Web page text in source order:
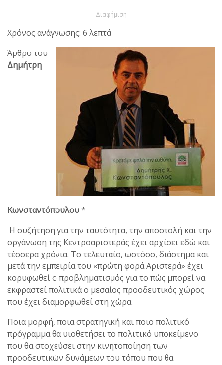
- Διαφήμιση -
Χρόνος ανάγνωσης: 6 λεπτά
Άρθρο του
Δημήτρη
Κωνσταντόπουλου*
Η συζήτηση για την ταυτότητα, την αποστολή και την
οργάνωση της Κεντροαριστεράς έχει αρχίσει εδώ και
τέσσερα χρόνια. Το τελευταίο, ωστόσο, διάστημα και
μετά την εμπειρία του «πρώτη φορά Αριστερά» έχει
κορυφωθεί ο προβληματισμός για το πώς μπορεί να
εκφραστεί πολιτικά ο μεσαίος προοδευτικός χώρος
που έχει διαμορφωθεί στη χώρα.
Ποια μορφή, ποια στρατηγική και ποιο πολιτικό
πρόγραμμα θα υιοθετήσει το πολιτικό υποκείμενο
που θα στοχεύσει στην κινητοποίηση των
προοδευτικών δυνάμεων του τόπου που θα